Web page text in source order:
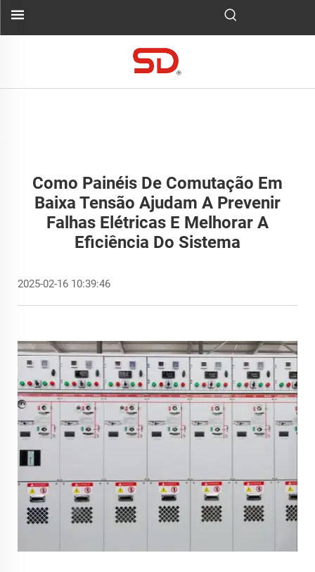
Como Painéis De Comutação Em
Baixa Tensão Ajudam A Prevenir
Falhas Elétricas E Melhorar A
Eficiência Do Sistema
2025-02-16 10:39:46